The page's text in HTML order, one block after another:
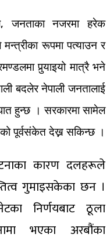
जनताका नजरमा हरेक
रूपमा पत्याउन र
पुर्‍याइयो मात्रै भने
बदलेर नेपाली जनतालाई
हुन्छ । सरकारमा सामेल
पूर्वसंकेत देख्न सकिन्छ ।
कारण दलहरूले
गुमाइसकेका छन ।
निर्णयबाट ठूला
भएका अरबौंका